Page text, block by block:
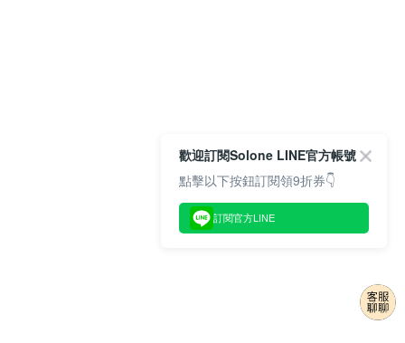
歡迎訂閱Solone LINE官方帳號
點擊以下按鈕訂閱領9折券👇
訂閱官方LINE